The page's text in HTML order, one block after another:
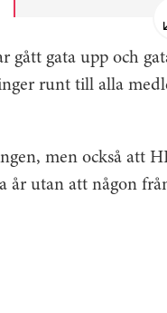
Kallelse till möte
det fungerar att
Enskild utbildning
Organisatörerna
fortsätter att
gått gata upp och
runt till alla
men också att
år utan att någon